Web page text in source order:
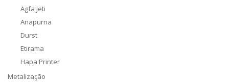
Agfa Jeti
Anapurna
Durst
Etirama
Hapa Printer
Metalização